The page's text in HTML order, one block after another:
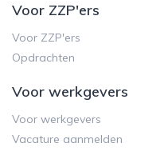
Voor ZZP'ers
Voor ZZP'ers
Opdrachten
Voor werkgevers
Voor werkgevers
Vacature aanmelden